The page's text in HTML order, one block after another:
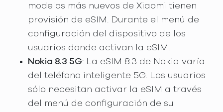
modelos más nuevos de Xiaomi tienen
provisión de eSIM. Durante el menú de
configuración del dispositivo de los
usuarios donde activan la eSIM.
Nokia 8.3 5G: La eSIM 8.3 de Nokia varía
del teléfono inteligente 5G. Los usuarios
sólo necesitan activar la eSIM a través
del menú de configuración de su